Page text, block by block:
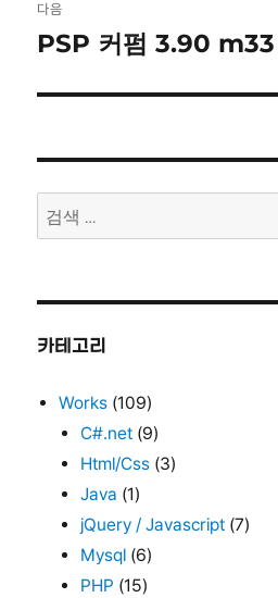
다음
다
글:
PSP 커펌 3.90 m33
검
색:
카테고리
Works (109)
C#.net (9)
Html/Css (3)
Java (1)
jQuery / Javascript (7)
Mysql (6)
PHP (15)